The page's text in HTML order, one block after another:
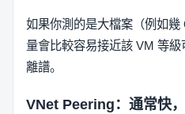
如果你測的是大檔案（例如
量會比較容易接近該 VM 等
離譜。
VNet Peering：通常快